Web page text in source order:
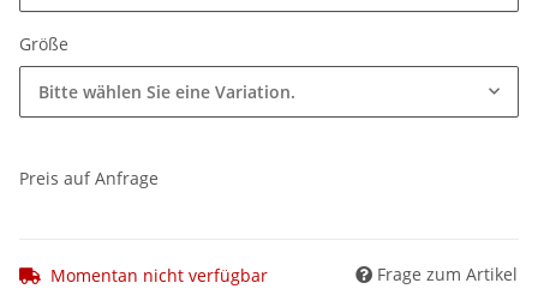
Größe
Bitte wählen Sie eine Variation.
Preis auf Anfrage
Momentan nicht verfügbar Frage zum Artikel